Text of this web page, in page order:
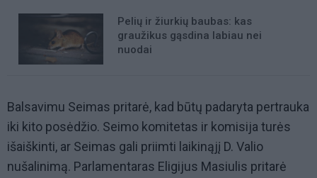
Pelių ir žiurkių baubas: kas
graužikus gąsdina labiau nei
nuodai
Balsavimu Seimas pritarė, kad būtų padaryta pertrauka
iki kito posėdžio. Seimo komitetas ir komisija turės
išaiškinti, ar Seimas gali priimti laikinąjį D. Valio
nušalinimą. Parlamentaras Eligijus Masiulis pritarė